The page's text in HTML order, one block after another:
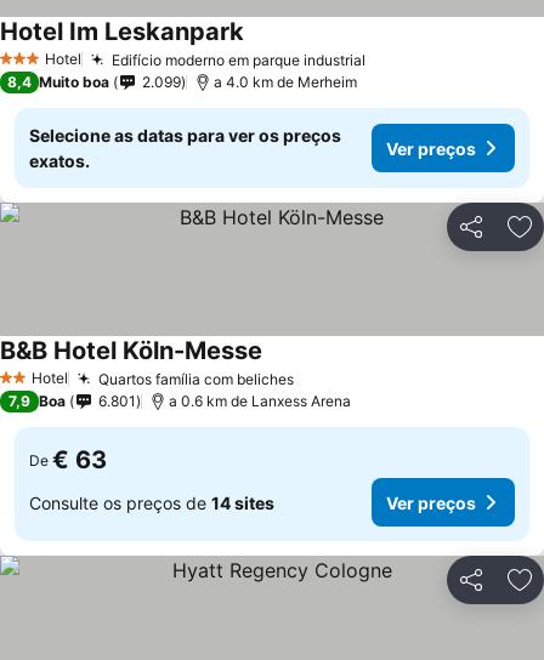
3 EstrelasHotel Edifício moderno em parque industrial
Hotel Im Leskanpark
8,4 Muito boa 2.099 a 4.0 km de Merheim
Selecione as datas para ver os preços
exatos.
Ver preços
Partilhar
2 Estrelas
Hotel Quartos família com beliches
B&B Hotel Köln-Messe
7,9 Boa 6.801 a 0.6 km de Lanxess Arena
De € 63
Consulte os preços de 14 sites Ver preços
Partilhar